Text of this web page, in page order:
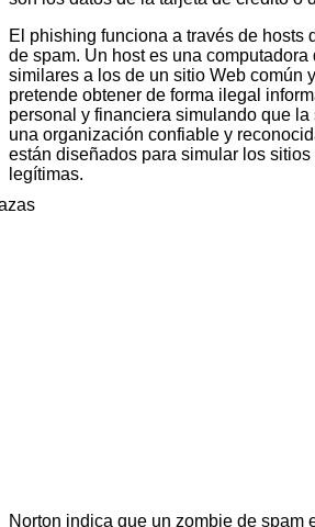
El phishing funciona a través de hosts
de spam. Un host es una
similares a los de un sitio Web común
pretende obtener de forma ilegal
personal y financiera simulando que
una organización confiable y
están diseñados para simular los
legítimas.
Norton indica que un zombie de spam